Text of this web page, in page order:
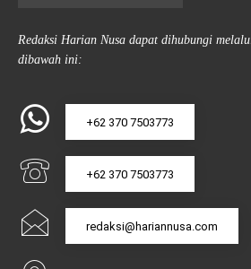
Redaksi Harian Nusa dapat dihubungi
dibawah ini:
+62 370 7503773
+62 370 7503773
redaksi@hariannusa.com